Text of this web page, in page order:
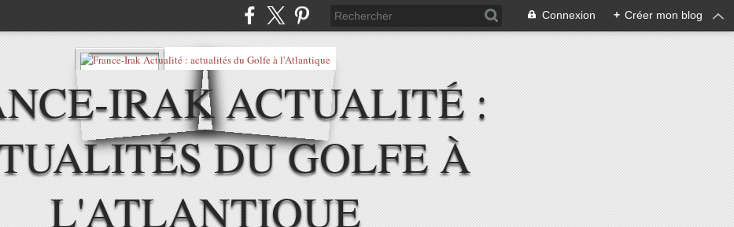
Connexion + Créer mon blog
IRAK ACTUALITÉ :
DU GOLFE À
L'ATLANTIQUE